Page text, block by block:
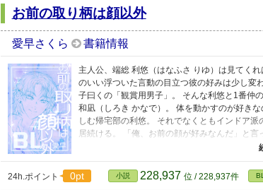
お前の取り柄は顔以外
愛早さくら 書籍情報
主人公、端総 利悠（はなふさ りゆ）は見てく
のいい浮ついた言動の目立つ彼の好みは少し
子曰くの「観賞用男子」。 そんな利悠と1番仲
和凪（しろき かなで）。 体を動かすのが好き
しむ帰宅部の利悠。 それでなくともインドア
居続ける。 「俺、お前の顔が好みなんだ」と
ていなかった利悠はしかし、距離を詰めて
拒みきれない利悠が絆されていく様子を丁寧に
んがかなりニブい感じになったので多分鈍感系
24h.ポイント 0pt 小説 228,937 位 / 228,937件 BL